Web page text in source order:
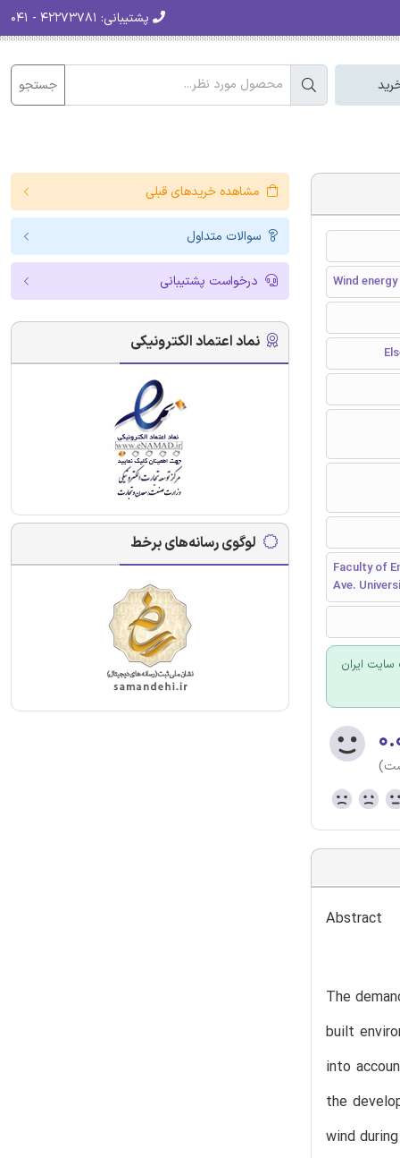
پشتیبانی:
جستجو
Wind
Faculty of
Ave.
ایران
Abstract
The
built
into
the
wind
مشاهده خریدهای قبلی
سوالات متداول
درخواست پشتیبانی
نماد اعتماد الکترونیکی
لوگوی رسانه‌های برخط